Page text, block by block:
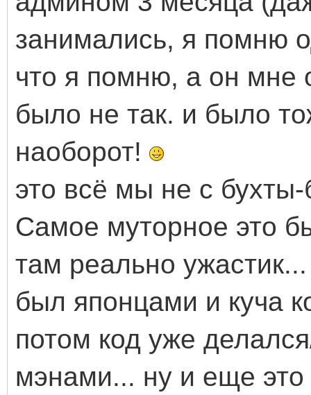
занимались, я помню
что я помню, а он мне
было не так. и было
наоборот!
это всё мы не с
Самое муторное это
там реально
был японцами и куча
потом код уже
мэнами... ну и еще